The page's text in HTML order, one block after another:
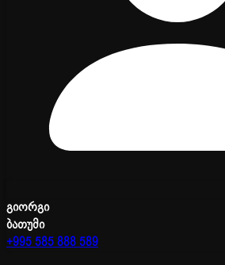
გიორგი
ბათუმი
+995 585 888 589